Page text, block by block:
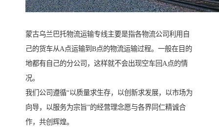
蒙古乌兰巴托物流运输专线主要是指各物流公司利用自
己的货车从A点运输到B点的物流运输过程。一般在目的
地都有自己的分公司，这样就不会出现空车回A点的情
况。
我们公司遵循“以质量求生存，以创新求发展，以市场为
向导，以服务为宗旨”的经营理念愿与各界同仁精诚合
作，共创辉煌。